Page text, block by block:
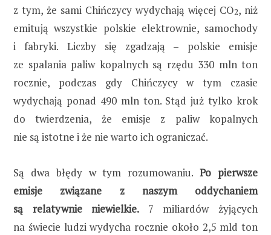
z tym, że sami Chińczycy wydychają więcej CO2, niż
emitują wszystkie polskie elektrownie, samochody
i fabryki. Liczby się zgadzają – polskie emisje
ze spalania paliw kopalnych są rzędu 330 mln ton
rocznie, podczas gdy Chińczycy w tym czasie
wydychają ponad 490 mln ton. Stąd już tylko krok
do twierdzenia, że emisje z paliw kopalnych
nie są istotne i że nie warto ich ograniczać.
Są dwa błędy w tym rozumowaniu.Po pierwsze
emisje związane z naszym oddychaniem
są relatywnie niewielkie. 7 miliardów żyjących
na świecie ludzi wydycha rocznie około 2,5 mld ton